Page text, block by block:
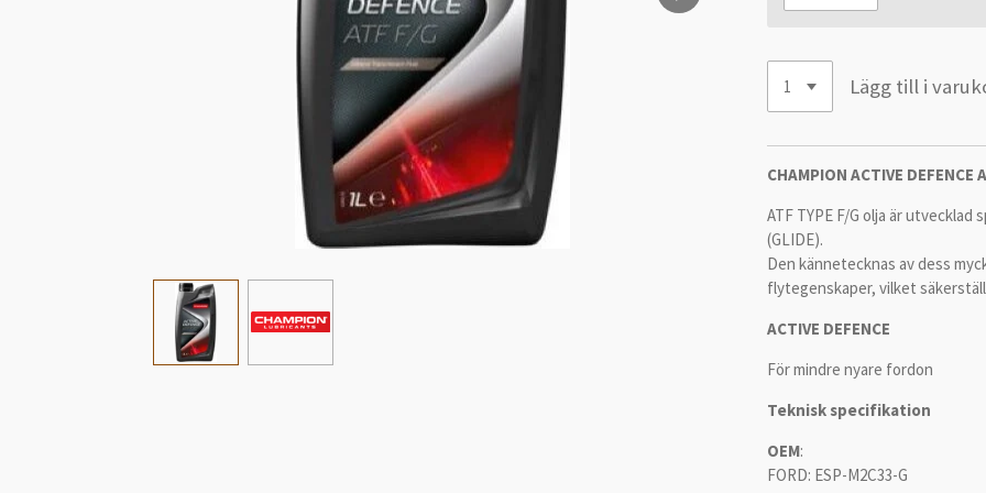
Lägg till i
CHAMPION ACTIVE DEFENCE
ATF TYPE F/G olja är
(GLIDE).
Den kännetecknas av dess
flytegenskaper, vilket
ACTIVE DEFENCE
För mindre nyare fordon
Teknisk specifikation
OEM:
FORD: ESP-M2C33-G